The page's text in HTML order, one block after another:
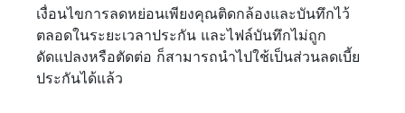
เงื่อนไขการลดหย่อนเพียงคุณติดกล้องและบันทึกไว้
ตลอดในระยะเวลาประกัน และไฟล์บันทึกไม่ถูก
ดัดแปลงหรือตัดต่อ ก็สามารถนำไปใช้เป็นส่วนลดเบี้ย
ประกันได้แล้ว